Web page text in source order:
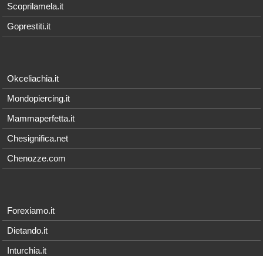
Scoprilamela.it
Goprestiti.it
Okceliachia.it
Mondopiercing.it
Mammaperfetta.it
Chesignifica.net
Chenozze.com
Forexiamo.it
Dietando.it
Inturchia.it